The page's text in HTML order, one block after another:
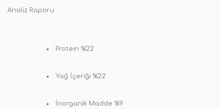
Analiz Raporu
Protein %22
Yağ İçeriği %22
İnorganik Madde %9